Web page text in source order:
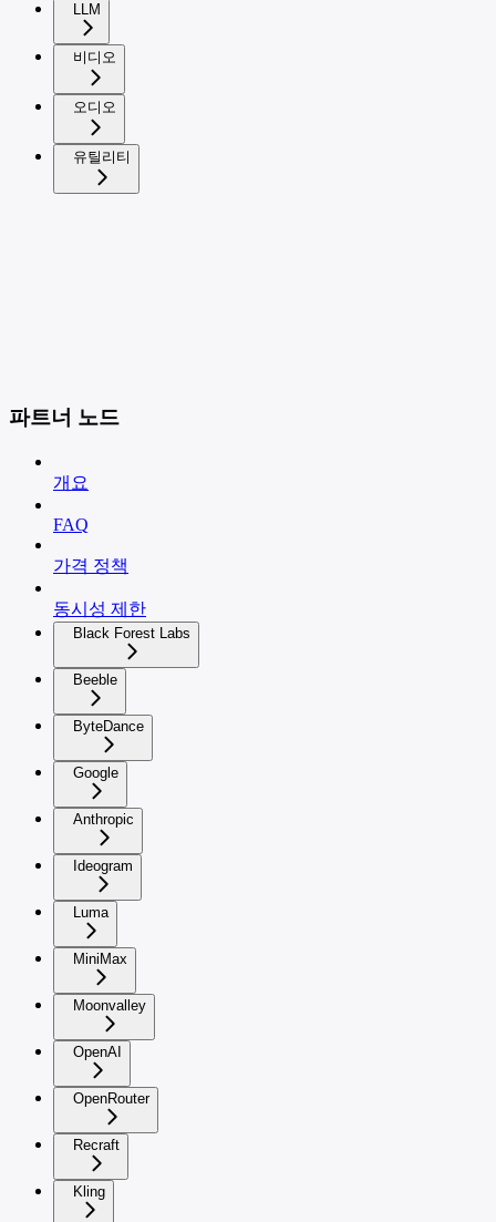
LLM
비디오
오디오
유틸리티
파트너 노드
개요
FAQ
가격 정책
동시성 제한
Black Forest Labs
Beeble
ByteDance
Google
Anthropic
Ideogram
Luma
MiniMax
Moonvalley
OpenAI
OpenRouter
Recraft
Kling